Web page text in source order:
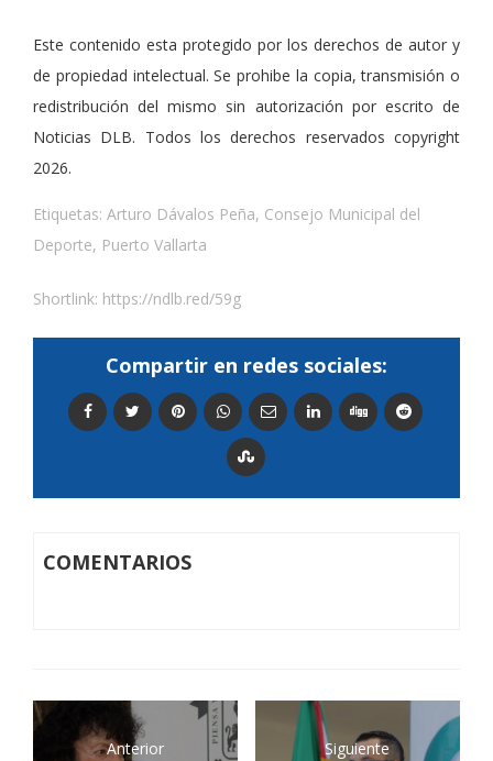
Este contenido esta protegido por los derechos de autor y
de propiedad intelectual. Se prohibe la copia, transmisión o
redistribución del mismo sin autorización por escrito de
Noticias DLB. Todos los derechos reservados copyright
2026.
Etiquetas: Arturo Dávalos Peña, Consejo Municipal del
Deporte, Puerto Vallarta
Shortlink: https://ndlb.red/59g
Compartir en redes sociales:
COMENTARIOS
Anterior Siguiente